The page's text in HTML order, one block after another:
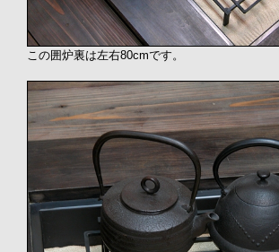
この囲炉裏は左右80cmです。